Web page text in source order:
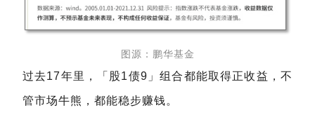
图源：鹏华基金
过去17年里，「股1债9」组合都能取得正收益，不
管市场牛熊，都能稳步赚钱。